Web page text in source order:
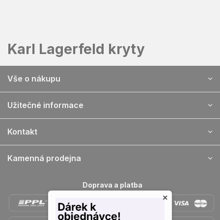
Karl Lagerfeld kryty
p
Vše o nákupu
Užitečné informace
Kontakt
Kamenná prodejna
Doprava a platba
×